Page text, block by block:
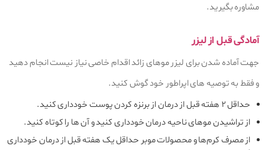
مشاوره بگیرید.
آمادگی قبل از لیزر
جهت آماده شدن برای لیزر موهای زائد اقدام خاصی نیاز نیست انجام دهید
و فقط به توصیه های اپراطور خود گوش کنید.
حداقل ۲ هفته قبل از درمان از برنزه کردن پوست خودداری کنید.
از تراشیدن موهای ناحیه درمان خودداری کنید و آن ها را کوتاه کنید.
از مصرف کرم‌ها و محصولات موبر حداقل یک هفته قبل از درمان خودداری